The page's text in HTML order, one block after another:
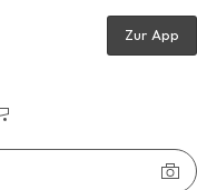
Zur App